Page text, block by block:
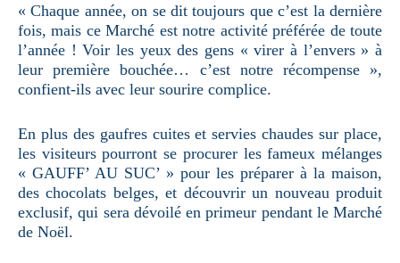
« Chaque année, on se dit toujours que c’est la dernière
fois, mais ce Marché est notre activité préférée de toute
l’année ! Voir les yeux des gens « virer à l’envers » à
leur première bouchée… c’est notre récompense »,
confient-ils avec leur sourire complice.
En plus des gaufres cuites et servies chaudes sur place,
les visiteurs pourront se procurer les fameux mélanges
« GAUFF’ AU SUC’ » pour les préparer à la maison,
des chocolats belges, et découvrir un nouveau produit
exclusif, qui sera dévoilé en primeur pendant le Marché
de Noël.